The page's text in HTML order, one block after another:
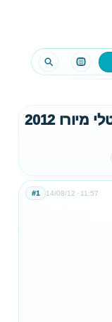
החגיגה המפורסמת של באלוטלי מיורו 2012
14/08/12 11:57
#1